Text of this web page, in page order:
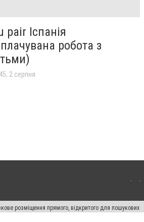
pair Іспанія
робота з
2 серпня
розміщення прямого, відкритого для пошукових